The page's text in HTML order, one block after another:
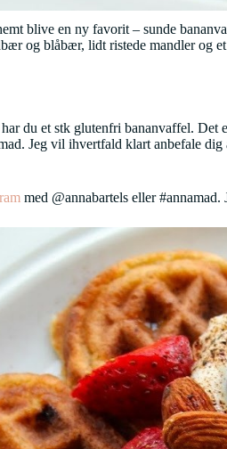
blive en ny favorit – sunde
og blåbær, lidt ristede mandler og
du et stk glutenfri bananvaffel.
Jeg vil ihvertfald klart anbefale
med @annabartels eller